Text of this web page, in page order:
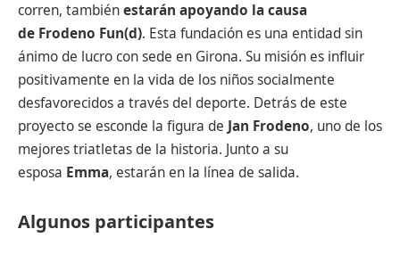
corren, tambiénestarán apoyando la causa
de Frodeno Fun(d). Esta fundación es una entidad sin
ánimo de lucro con sede en Girona. Su misión es influir
positivamente en la vida de los niños socialmente
desfavorecidos a través del deporte. Detrás de este
proyecto se esconde la figura de Jan Frodeno, uno de los
mejores triatletas de la historia. Junto a su
esposa Emma, estarán en la línea de salida.
Algunos participantes